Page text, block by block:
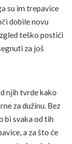
su im trepavice
dobile novu
teško postići
za još
njih tvrde kako
za dužinu. Bez
bi svaka od tih
a za što će